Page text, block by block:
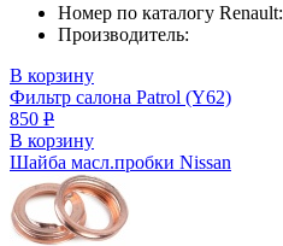
Номер по каталогу Renault:
Производитель:
В корзину
Фильтр салона Patrol (Y62)
850 Р
В корзину
Шайба масл.пробки Nissan